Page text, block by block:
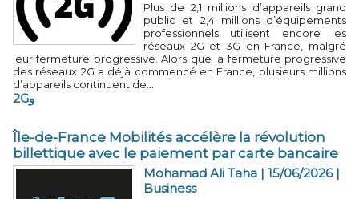
Plus de 2,1 millions d’appareils grand
public et 2,4 millions d’équipements
professionnels utilisent encore les
réseaux 2G et 3G en France, malgré
leur fermeture progressive. Alors que la fermeture progressive
des réseaux 2G a déjà commencé en France, plusieurs millions
d’appareils continuent de...
2Gو
Île-de-France Mobilités accélère la révolution
billettique avec le paiement par carte bancaire
Mohamad Ali Taha | 15/06/2026|
Business